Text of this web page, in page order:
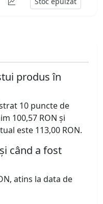
produs în
10 puncte de
100,57 RON și
este 113,00 RON.
când a fost
atins la data de